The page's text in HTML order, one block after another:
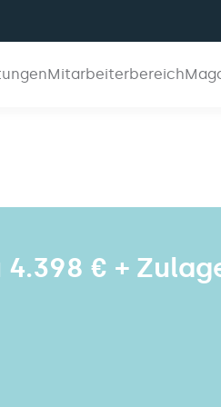
Mitarbeiterbereich
€ +